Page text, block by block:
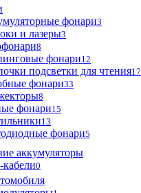
фонари3
и лазеры3
8
фонари12
подсветки для чтения17
фонари33
8
фонари15
13
фонари5
аккумуляторы
0